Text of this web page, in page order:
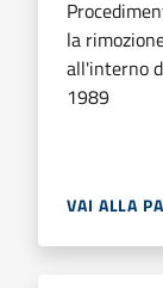
la
all'interno
1989
VAI ALLA